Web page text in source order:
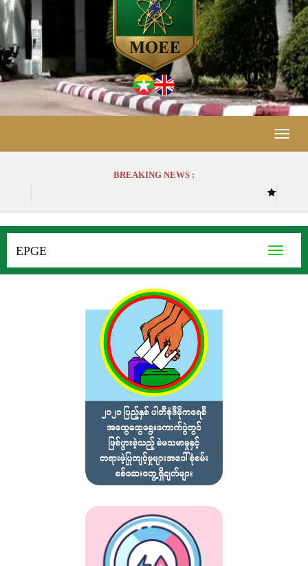
Toggle
BREAKING NEWS :
(၆.၈.၂၀၂၆) ရက်နေ့ လျှပ်စစ်ဓာ
Toggle
EPGE